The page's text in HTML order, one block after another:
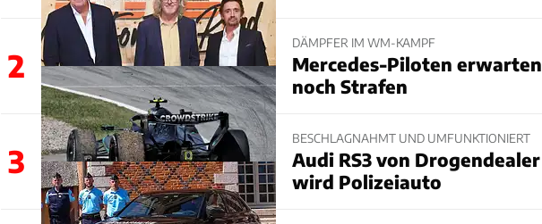
2
DÄMPFER IM WM-KAMPF
Mercedes-Piloten erwarten
noch Strafen
3
BESCHLAGNAHMT UND UMFUNKTIONIERT
Audi RS3 von Drogendealer
wird Polizeiauto